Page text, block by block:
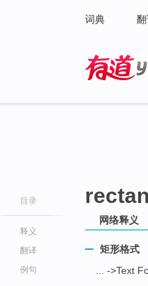
词典
目录
释义
翻译
例句
网络释义
矩形格式
... ->Text